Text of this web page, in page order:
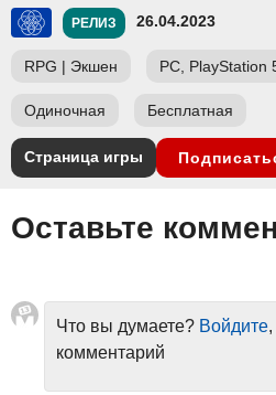
РЕЛИЗ 26.04.2023
RPG | Экшен PC, PlayStation
Одиночная Бесплатная
Страница игры
Оставьте
Что вы думаете? Войдите
комментарий